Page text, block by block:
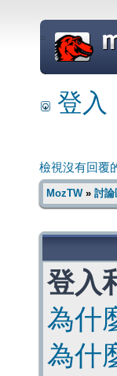
=
登入
檢視沒有回覆
MozTW» 討論
登入
為什
為什